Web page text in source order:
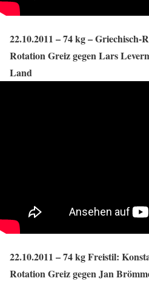
22.10.2011 – 74 kg – Griechisch-
Rotation Greiz gegen Lars
Land
22.10.2011 – 74 kg Freistil:
Rotation Greiz gegen Jan